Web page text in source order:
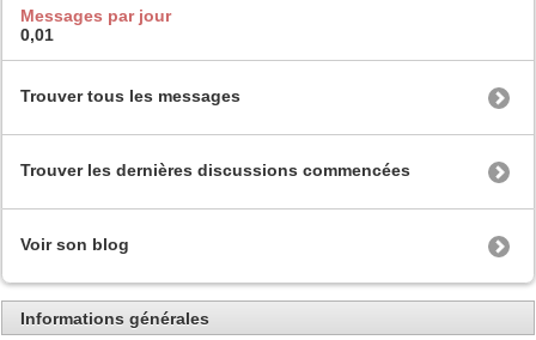
Messages par jour
0,01
Trouver tous les messages
Trouver les dernières discussions commencées
Voir son blog
Informations générales